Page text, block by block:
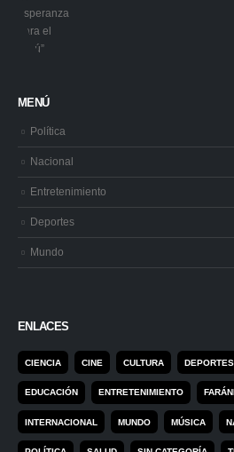
MENÚ
Política
Nacional
Entretenimiento
Deportes
Mundo
ENLACES
CIENCIA CINE CULTURA DEPORTES
EDUCACIÓN ENTRETENIMIENTO
INTERNACIONAL MUNDO MÚSICA